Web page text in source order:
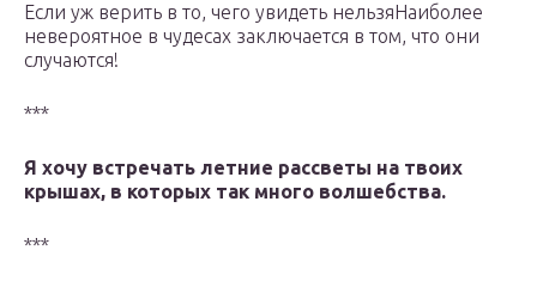
Если уж верить в то, чего увидеть нельзяНаиболее
невероятное в чудесах заключается в том, что они
случаются!
***
Я хочу встречать летние рассветы на твоих
крышах, в которых так много волшебства.
***